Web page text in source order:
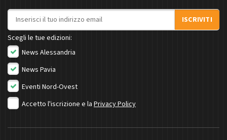
Indirizzo email
ISCRIVITI
Scegli le tue edizioni:
News Alessandria
News Pavia
Eventi Nord-Ovest
Accetto l'iscrizione e la Privacy Policy